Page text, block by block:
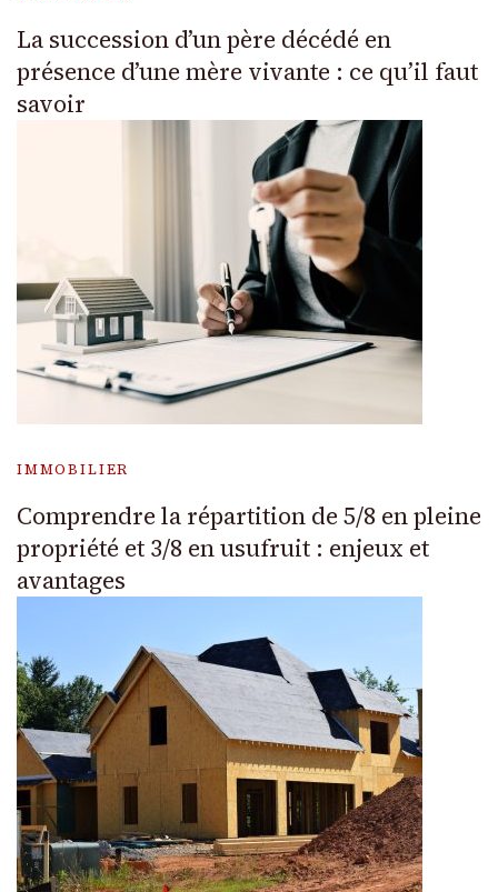
La succession d’un père décédé en
présence d’une mère vivante : ce qu’il faut
savoir
IMMOBILIER
Comprendre la répartition de 5/8 en pleine
propriété et 3/8 en usufruit : enjeux et
avantages